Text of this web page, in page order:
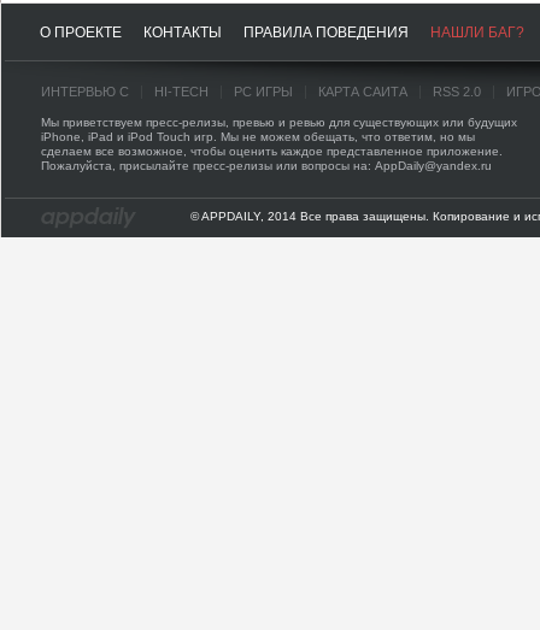
О ПРОЕКТЕ КОНТАКТЫ ПРАВИЛА ПОВЕДЕНИЯ НАШЛИ БАГ?
ИНТЕРВЬЮ С HI-TECH PC ИГРЫ КАРТА САЙТА RSS 2.0
Мы приветствуем пресс-релизы, превью и ревью для существующих или будущих
iPhone, iPad и iPod Touch игр. Мы не можем обещать, что ответим, но мы
сделаем все возможное, чтобы оценить каждое представленное приложение.
Пожалуйста, присылайте пресс-релизы или вопросы на: AppDaily@yandex.ru
© APPDAILY, 2014 Все права защищены. Копирование и